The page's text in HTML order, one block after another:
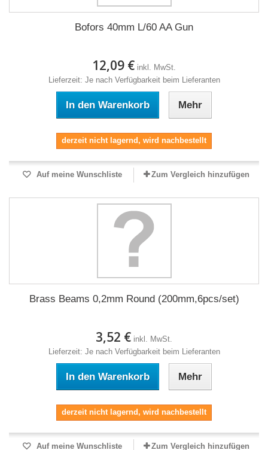
Bofors 40mm L/60 AA Gun
12,09 € inkl. MwSt.
Lieferzeit: Je nach Verfügbarkeit beim Lieferanten
In den Warenkorb Mehr
derzeit nicht lagernd, wird nachbestellt
Auf meine Wunschliste Zum Vergleich hinzufügen
Brass Beams 0,2mm Round (200mm,6pcs/set)
3,52 € inkl. MwSt.
Lieferzeit: Je nach Verfügbarkeit beim Lieferanten
In den Warenkorb Mehr
derzeit nicht lagernd, wird nachbestellt
Auf meine Wunschliste Zum Vergleich hinzufügen